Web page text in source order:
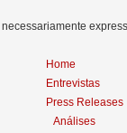
Home
Entrevistas
Press Releases
Análises